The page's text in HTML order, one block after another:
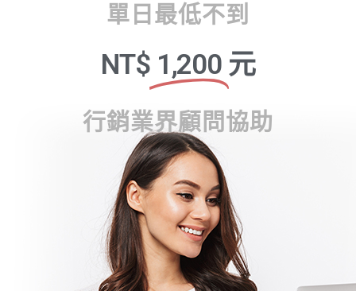
單日最低不到
NT$ 1,200 元
行銷業界顧問協助